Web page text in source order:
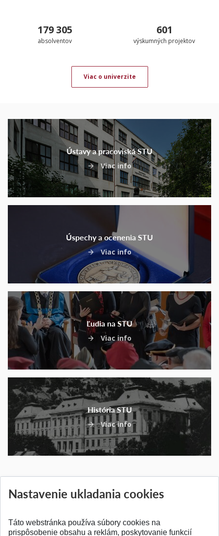
179 305
absolventov
601
výskumných projektov
Viac o univerzite
Ústavy a pracoviská STU
Viac info
Úspechy a ocenenia STU
Viac info
Ľudia na STU
Viac info
História STU
Viac info
Nastavenie ukladania cookies
Táto webstránka používa súbory cookies na
prispôsobenie obsahu a reklám, poskytovanie funkcií